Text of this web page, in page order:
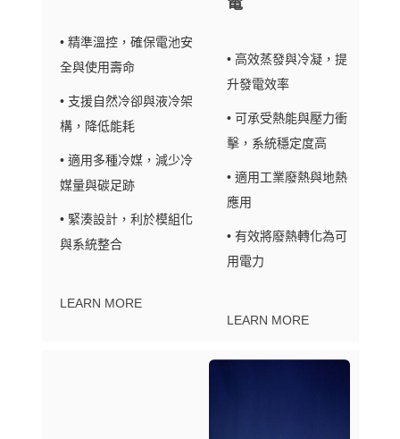
• 精準溫控，確保電池安
全與使用壽命
• 支援自然冷卻與液冷架
構，降低能耗
• 適用多種冷媒，減少冷
媒量與碳足跡
• 緊湊設計，利於模組化
與系統整合
LEARN MORE
電
• 高效蒸發與冷凝，提
升發電效率
• 可承受熱能與壓力衝
擊，系統穩定度高
• 適用工業廢熱與地熱
應用
• 有效將廢熱轉化為可
用電力
LEARN MORE